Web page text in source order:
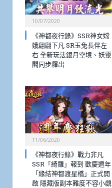
10/07/2020
《神都夜行錄》SSR神女嫦
娥翩翩下凡 SR玉兔長伴左
右 全新玩法銀月空境、妖靈
閣同步釋出
11/06/2020
《神都夜行錄》戰力非凡
SSR「綺羅」報到 歡慶週年
「緣結神都渡星橋」正式開
啟 隱藏版副本難度不容小覷